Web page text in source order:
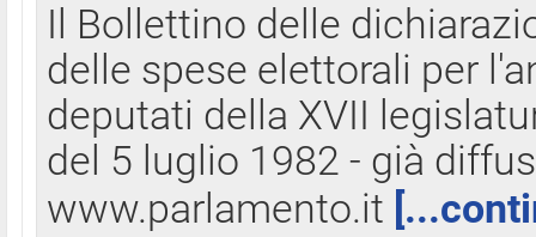
Il Bollettino delle
delle spese elettorali per
deputati della XVII
del 5 luglio 1982 - già
www.parlamento.it